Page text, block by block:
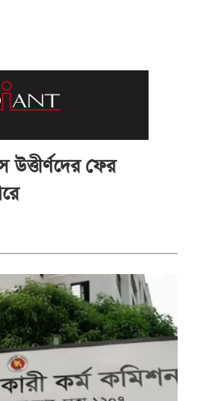
ফের